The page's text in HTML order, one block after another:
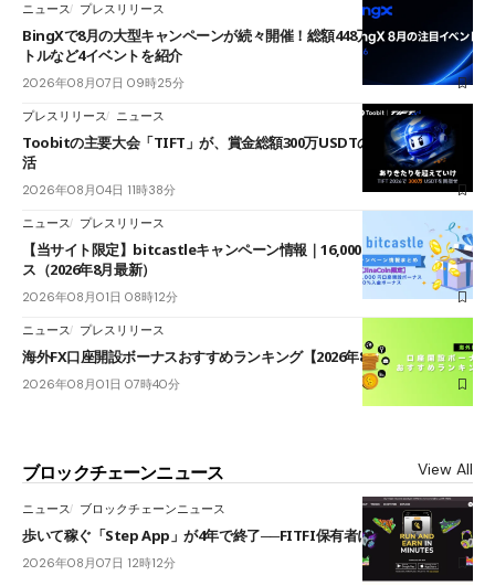
ニュース プレスリリース
BingXで8月の大型キャンペーンが続々開催！総額448万USDT超のAIバ
トルなど4イベントを紹介
2026年08月07日 09時25分
プレスリリース ニュース
Toobitの主要大会「TIFT」が、賞金総額300万USDTのレースとして復
活
2026年08月04日 11時38分
ニュース プレスリリース
【当サイト限定】bitcastleキャンペーン情報｜16,000円口座開設ボーナ
ス（2026年8月最新）
2026年08月01日 08時12分
ニュース プレスリリース
海外FX口座開設ボーナスおすすめランキング【2026年8月最新】
2026年08月01日 07時40分
ブロックチェーンニュース View All
ニュース ブロックチェーンニュース
歩いて稼ぐ「Step App」が4年で終了──FITFI保有者に対応呼びかけ
2026年08月07日 12時12分